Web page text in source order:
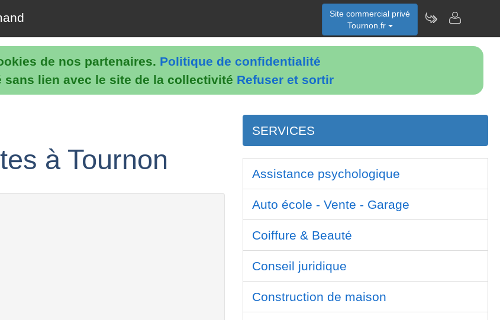
de nos partenaires. Politique de confidentialité
sans lien avec le site de la collectivité Refuser et sortir
Site commercial privé
Tournon.fr
à Tournon
SERVICES
Assistance psychologique
Auto école - Vente - Garage
Coiffure & Beauté
Conseil juridique
Construction de maison